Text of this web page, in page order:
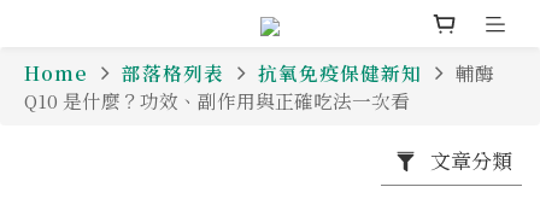
Home 部落格列表 抗氧免疫保健新知
輔酶
Q10 是什麼？功效、副作用與正確吃法一次看
文章分類